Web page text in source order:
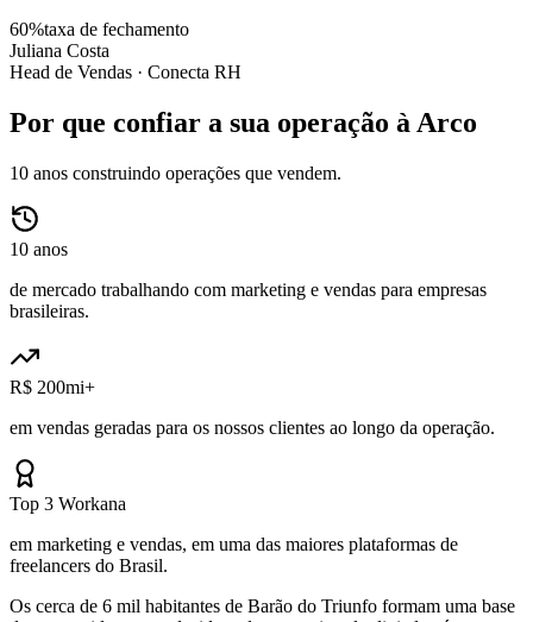
60%taxa de fechamento
Juliana Costa
Head de Vendas · Conecta RH
Por que confiar a sua operação à Arco
10 anos construindo operações que vendem.
10 anos
de mercado trabalhando com marketing e vendas para empresas
brasileiras.
R$ 200mi+
em vendas geradas para os nossos clientes ao longo da operação.
Top 3 Workana
em marketing e vendas, em uma das maiores plataformas de
freelancers do Brasil.
Os cerca de 6 mil habitantes de Barão do Triunfo formam uma base